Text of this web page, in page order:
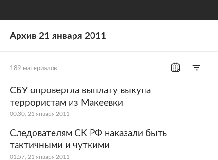
Архив 21 января 2011
189 материалов
Все рубрики Россия
Мир
Экономика Силовые структуры
Наука и техника
СБУ опровергла выплату выкупа
террористам из Макеевки
00:30, 21 января 2011
Следователям СК РФ наказали быть
тактичными и чуткими
01:57, 21 января 2011